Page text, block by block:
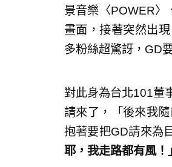
景音樂〈POWER〉
畫面，接著突然出
多粉絲超驚訝，GD
對此身為台北101董
請來了，「後來我
抱著要把GD請來為
耶，我走路都有風！